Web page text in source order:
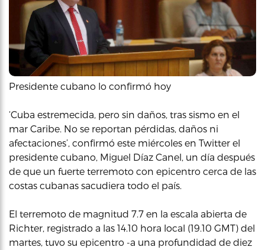
Presidente cubano lo confirmó hoy
‘Cuba estremecida, pero sin daños, tras sismo en el
mar Caribe. No se reportan pérdidas, daños ni
afectaciones’, confirmó este miércoles en Twitter el
presidente cubano, Miguel Díaz Canel, un día después
de que un fuerte terremoto con epicentro cerca de las
costas cubanas sacudiera todo el país.
El terremoto de magnitud 7.7 en la escala abierta de
Richter, registrado a las 14.10 hora local (19.10 GMT) del
martes, tuvo su epicentro -a una profundidad de diez